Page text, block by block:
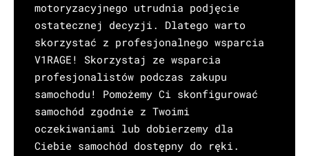
motoryzacyjnego utrudnia podjęcie
ostatecznej decyzji. Dlatego warto
skorzystać z profesjonalnego wsparcia
V1RAGE! Skorzystaj ze wsparcia
profesjonalistów podczas zakupu
samochodu! Pomożemy Ci skonfigurować
samochód zgodnie z Twoimi
oczekiwaniami lub dobierzemy dla
Ciebie samochód dostępny do ręki.